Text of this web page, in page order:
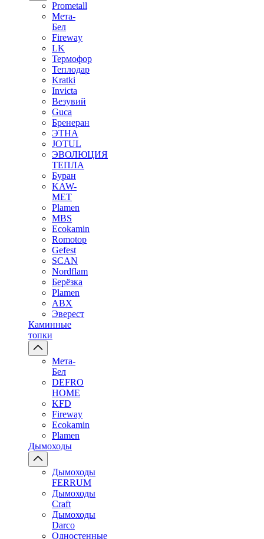
Prometall
Мета-
Бел
Fireway
LK
Термофор
Теплодар
Kratki
Invicta
Везувий
Guca
Бренеран
ЭТНА
JOTUL
ЭВОЛЮЦИЯ
ТЕПЛА
Буран
KAW-
MET
Plamen
MBS
Ecokamin
Romotop
Gefest
SCAN
Nordflam
Берёзка
Plamen
ABX
Эверест
Каминные
топки
Мета-
Бел
DEFRO
HOME
KFD
Fireway
Ecokamin
Plamen
Дымоходы
Дымоходы
FERRUM
Дымоходы
Craft
Дымоходы
Darco
Одностенные